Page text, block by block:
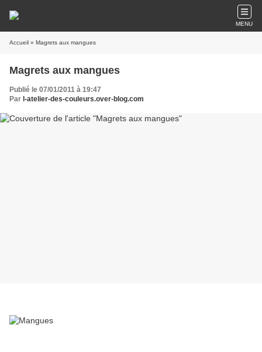
MENU
Accueil » Magrets aux mangues
Magrets aux mangues
Publié le 07/01/2011 à 19:47
Par l-atelier-des-couleurs.over-blog.com